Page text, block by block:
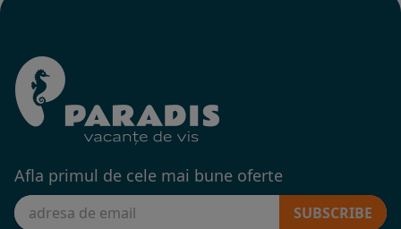
Afla primul de cele mai bune oferte
SUBSCRIBE